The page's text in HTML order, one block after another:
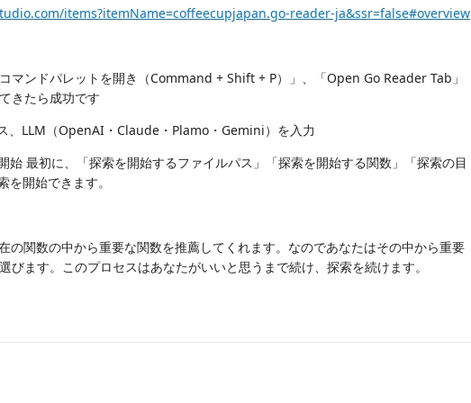
items?itemName=coffeecupjapan.go-reader-ja&ssr=false#overview
マンドパレットを開き（Command + Shift + P）」、「Open Go Reader Tab」
きたら成功です
、LLM（OpenAI・Claude・Plamo・Gemini）を入力
始 最初に、「探索を開始するファイルパス」「探索を開始する関数」「探索の目
を開始できます。
の関数の中から重要な関数を推薦してくれます。なのであなたはその中から重要
びます。このプロセスはあなたがいいと思うまで続け、探索を続けます。